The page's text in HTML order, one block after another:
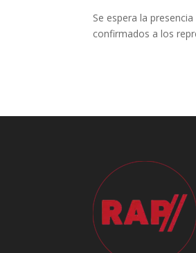
Se espera la
confirmados a los